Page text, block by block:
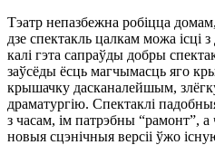
Тэатр непазбежна робіцца
дзе спектакль цалкам можа ісці
калі гэта сапраўды добры
заўсёды ёсць магчымасць яго
крышачку дасканалейшым,
драматургію. Спектаклі
з часам, ім патрэбны “рамонт”, а
новыя сцэнічныя версіі ўжо